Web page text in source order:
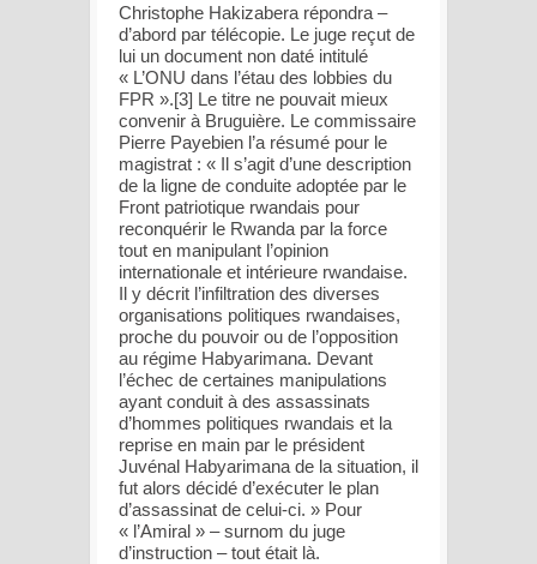
Christophe Hakizabera répondra –
d’abord par télécopie. Le juge reçut de
lui un document non daté intitulé
« L’ONU dans l’étau des lobbies du
FPR ».[3] Le titre ne pouvait mieux
convenir à Bruguière. Le commissaire
Pierre Payebien l’a résumé pour le
magistrat : « Il s’agit d’une description
de la ligne de conduite adoptée par le
Front patriotique rwandais pour
reconquérir le Rwanda par la force
tout en manipulant l’opinion
internationale et intérieure rwandaise.
Il y décrit l’infiltration des diverses
organisations politiques rwandaises,
proche du pouvoir ou de l’opposition
au régime Habyarimana. Devant
l’échec de certaines manipulations
ayant conduit à des assassinats
d’hommes politiques rwandais et la
reprise en main par le président
Juvénal Habyarimana de la situation, il
fut alors décidé d’exécuter le plan
d’assassinat de celui-ci. » Pour
« l’Amiral » – surnom du juge
d’instruction – tout était là.